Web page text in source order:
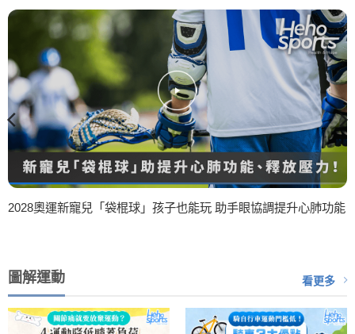
2028奧運新寵兒「袋棍球」孩子也能玩 助手眼協調提升心肺功能
圖解運動 看更多